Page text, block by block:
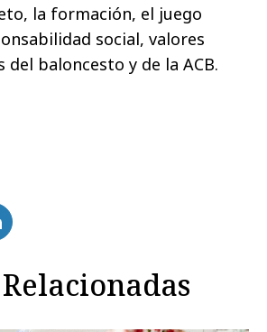
la formación, el juego
social, valores
baloncesto y de la ACB.